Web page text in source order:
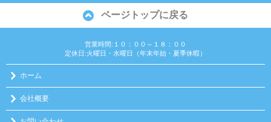
ページトップに戻る
営業時間:１０：００～１８：００
定休日:火曜日・水曜日（年末年始・夏季休暇）
ホーム
会社概要